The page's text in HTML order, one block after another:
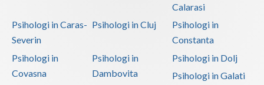
Calarasi
Psihologi in Caras-
Severin
Psihologi in Cluj
Psihologi in
Constanta
Psihologi in
Covasna
Psihologi in
Dambovita
Psihologi in Dolj
Psihologi in Galati